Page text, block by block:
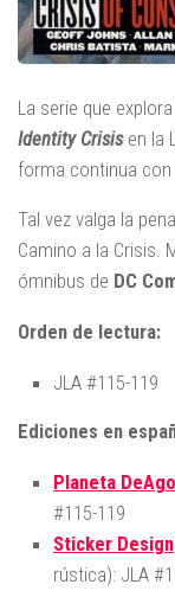
La serie que
Identity Crisisen la
forma continua con
Tal vez valga la
Camino a la Crisis.
ómnibus de DC
Orden de lectura:
JLA #115-119
Ediciones en
Planeta
#115-119
Sticker Design
rústica): JLA